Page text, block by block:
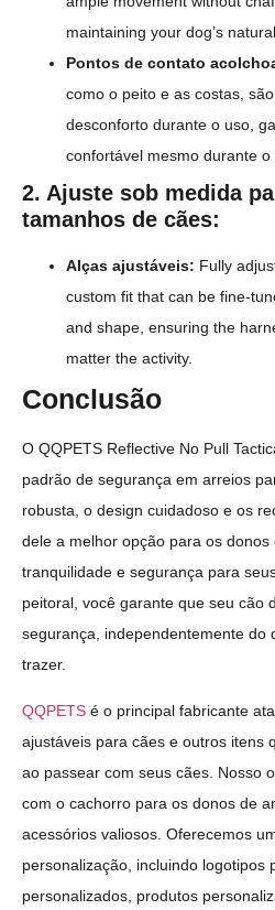
maintaining your dog’s
Pontos de contato
como o peito e as costas,
desconforto durante o uso,
confortável mesmo durante o
2. Ajuste sob medida
tamanhos de cães:
Alças ajustáveis: Fully
custom fit that can be fine-
and shape, ensuring the
matter the activity.
Conclusão
O QQPETS Reflective No Pull
padrão de segurança em arreios
robusta, o design cuidadoso e os
dele a melhor opção para os
tranquilidade e segurança para
peitoral, você garante que seu cão
segurança, independentemente do
trazer.
QQPETS é o principal fabricante
ajustáveis para cães e outros itens
ao passear com seus cães. Nosso
com o cachorro para os donos de
acessórios valiosos. Oferecemos
personalização, incluindo logotipos
personalizados, produtos